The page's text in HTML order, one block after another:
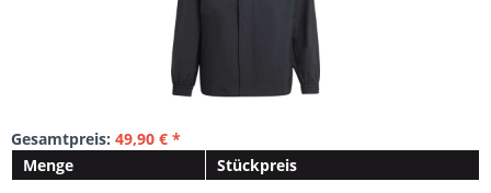
Gesamtpreis: 49,90 € *
Menge
Stückpreis